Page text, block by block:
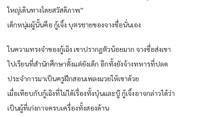
ใหญ่เดินทางโดยสวัสดิภาพ”
เด็กหนุ่มผู้นั้นคือ กู้เจิ้ง บุตรชายของจางซื่อนั่นเอง
ในความทรงจำของกู้เฉิง เขาปรากฏตัวน้อยมาก จางซื่อส่งเขา
ไปเรียนที่สำนักศึกษาตั้งแต่ยังเด็ก อีกทั้งยังจ้างทหารที่ปลด
ประจำการมาเป็นครูฝึกสอนเพลงมวยให้เขาด้วย
เมื่อเทียบกับกู้เฉิงที่ไม่ได้เรื่องทั้งบุ๋นและบู๊ กู้เจิ้งอาจกล่าวได้ว่า
เป็นผู้ที่เก่งกาจครบเครื่องทั้งสองด้าน